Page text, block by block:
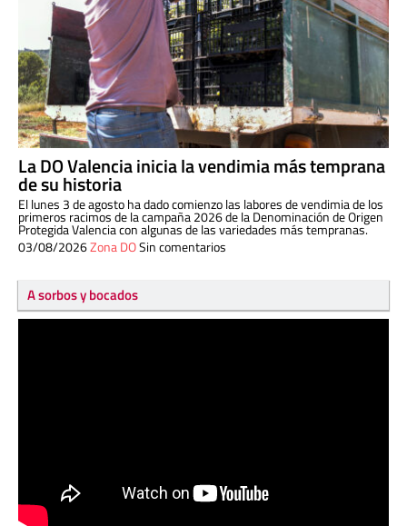
La DO Valencia inicia la vendimia más temprana
de su historia
El lunes 3 de agosto ha dado comienzo las labores de vendimia de los
primeros racimos de la campaña 2026 de la Denominación de Origen
Protegida Valencia con algunas de las variedades más tempranas.
03/08/2026Zona DOSin comentarios
A sorbos y bocados